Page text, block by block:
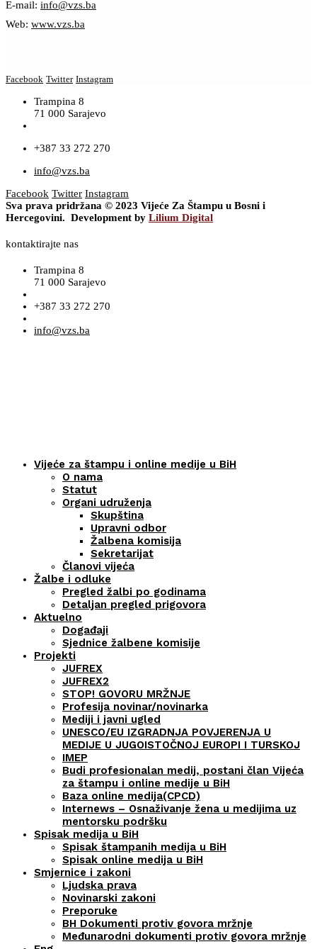
E-mail: info@vzs.ba
Web: www.vzs.ba
Facebook Twitter Instagram
Trampina 8
71 000 Sarajevo
+387 33 272 270
info@vzs.ba
Facebook Twitter Instagram
Sva prava pridržana © 2023 Vijeće Za Štampu u Bosni i
Hercegovini. Development by Lilium Digital
kontaktirajte nas
Trampina 8
71 000 Sarajevo
+387 33 272 270
info@vzs.ba
Vijeće za štampu i online medije u BiH
O nama
Statut
Organi udruženja
Skupština
Upravni odbor
Žalbena komisija
Sekretarijat
Članovi vijeća
Žalbe i odluke
Pregled žalbi po godinama
Detaljan pregled prigovora
Aktuelno
Događaji
Sjednice žalbene komisije
Projekti
JUFREX
JUFREX2
STOP! GOVORU MRŽNJE
Profesija novinar/novinarka
Mediji i javni ugled
UNESCO/EU IZGRADNJA POVJERENJA U
MEDIJE U JUGOISTOČNOJ EUROPI I TURSKOJ
IMEP
Budi profesionalan medij, postani član Vijeća
za štampu i online medije u BiH
Baza online medija(CPCD)
Internews – Osnaživanje žena u medijima uz
mentorsku podršku
Spisak medija u BiH
Spisak štampanih medija u BiH
Spisak online medija u BiH
Smjernice i zakoni
Ljudska prava
Novinarski zakoni
Preporuke
BH Dokumenti protiv govora mržnje
Međunarodni dokumenti protiv govora mržnje